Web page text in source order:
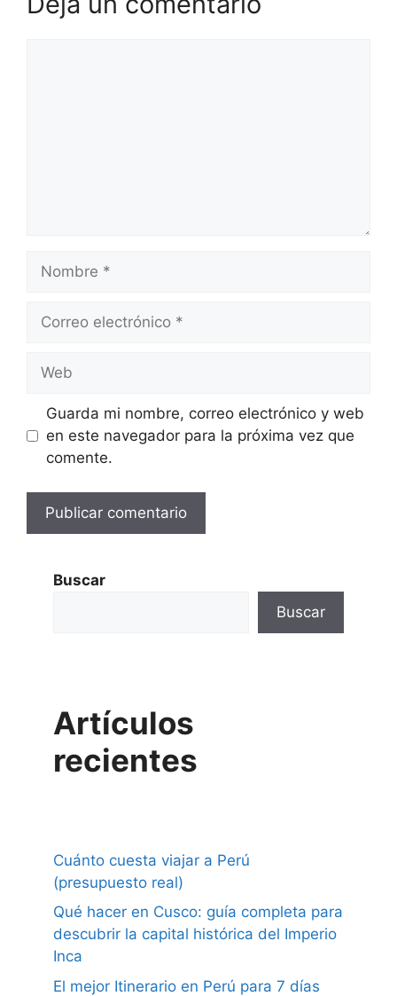
Nombre
Correo
Web
Guarda mi nombre, correo electrónico y web
en este navegador para la próxima vez que
comente.
Buscar
Buscar
Artículos
recientes
Cuánto cuesta viajar a Perú
(presupuesto real)
Qué hacer en Cusco: guía completa para
descubrir la capital histórica del Imperio
Inca
El mejor Itinerario en Perú para 7 días